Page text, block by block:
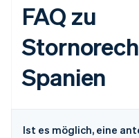
FAQ zu
Spanien
Ist es möglich, eine